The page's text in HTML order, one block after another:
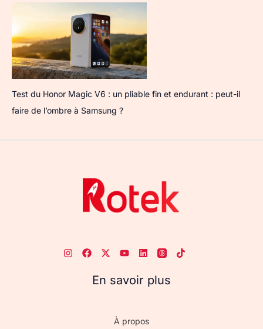
Test du Honor Magic V6 : un pliable fin et endurant : peut-il
faire de l’ombre à Samsung ?
En savoir plus
À propos